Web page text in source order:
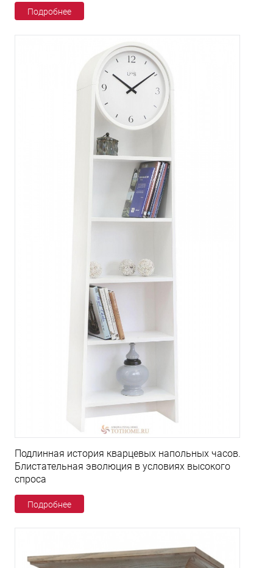
Подробнее
Подлинная история кварцевых напольных часов.
Блистательная эволюция в условиях высокого
спроса
Подробнее